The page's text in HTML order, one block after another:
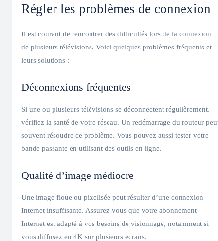
Régler les problèmes de connexion
Il est courant de rencontrer des difficultés lors de la connexion
de plusieurs télévisions. Voici quelques problèmes fréquents et
leurs solutions :
Déconnexions fréquentes
Si une ou plusieurs télévisions se déconnectent régulièrement,
vérifiez la santé de votre réseau. Un redémarrage du routeur
souvent résoudre ce problème. Vous pouvez aussi tester votre
bande passante en utilisant des outils en ligne.
Qualité d’image médiocre
Une image floue ou pixelisée peut résulter d’une connexion
Internet insuffisante. Assurez-vous que votre abonnement
Internet est adapté à vos besoins de visionnage, notamment si
vous diffusez en 4K sur plusieurs écrans.